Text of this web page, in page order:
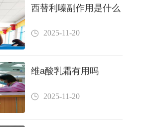
西替利嗪副作用是什么
2025-11-20
维a酸乳霜有用吗
2025-11-20